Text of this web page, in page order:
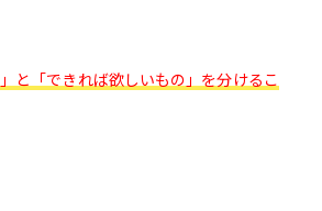
と「できれば欲しいもの」を分けるこ